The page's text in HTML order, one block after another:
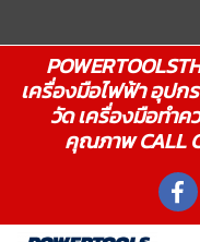
เครื่องมือไฟฟ้า อุปก
วัด เครื่องมือทำค
คุณภาพ CALL